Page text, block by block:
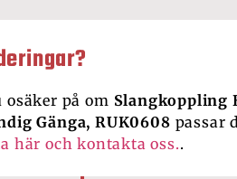
osäker på om Slangkoppling
Gänga, RUK0608 passar
här och kontakta oss..